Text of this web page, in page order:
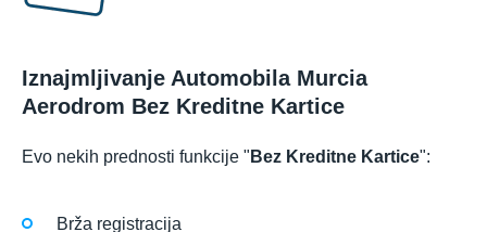
Iznajmljivanje Automobila Murcia
Aerodrom Bez Kreditne Kartice
Evo nekih prednosti funkcije " Bez Kreditne Kartice":
Brža registracija